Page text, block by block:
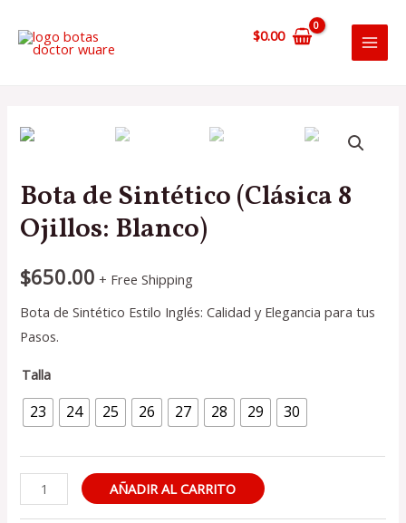
contenido
$0.00
Bota de Sintético (Clásica 8
Ojillos: Blanco)
$650.00 + Free Shipping
Bota de Sintético Estilo Inglés: Calidad y Elegancia para tus
Pasos.
Talla
23 24 25 26 27 28 29 30
Bota
de
AÑADIR AL CARRITO